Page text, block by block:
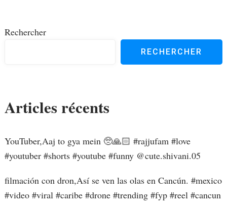
Rechercher
RECHERCHER
Articles récents
YouTuber,Aaj to gya mein 🥺🙏🏻 #rajjufam #love
#youtuber #shorts #youtube #funny ​⁠@cute.shivani.05
filmación con dron,Así se ven las olas en Cancún. #mexico
#video #viral #caribe #drone #trending #fyp #reel #cancun